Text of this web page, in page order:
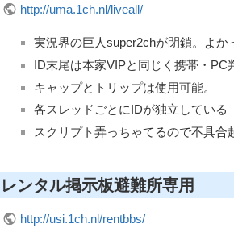
http://uma.1ch.nl/liveall/
実況界の巨人super2chが閉鎖。よ
ID末尾は本家VIPと同じく携帯・PC
キャップとトリップは使用可能。
各スレッドごとにIDが独立している
スクリプト弄っちゃてるので不具合
レンタル掲示板避難所専用
http://usi.1ch.nl/rentbbs/